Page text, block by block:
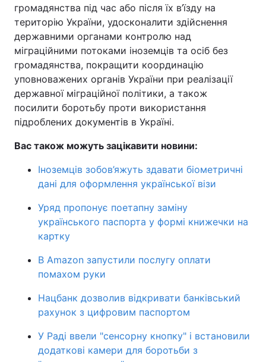
громадянства під час або після їх в’їзду на
територію України, удосконалити здійснення
державними органами контролю над
міграційними потоками іноземців та осіб без
громадянства, покращити координацію
уповноважених органів України при реалізації
державної міграційної політики, а також
посилити боротьбу проти використання
підроблених документів в Україні.
Вас також можуть зацікавити новини:
Іноземців зобов’яжуть здавати біометричні
дані для оформлення української візи
Уряд пропонує поетапну заміну
українського паспорта у формі книжечки на
картку
В Amazon запустили послугу оплати
помахом руки
Нацбанк дозволив відкривати банківський
рахунок з цифровим паспортом
У Раді ввели "сенсорну кнопку" і встановили
додаткові камери для боротьби з